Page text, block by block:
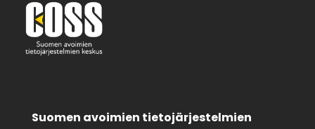
Suomen avoimien tietojärjestelmien